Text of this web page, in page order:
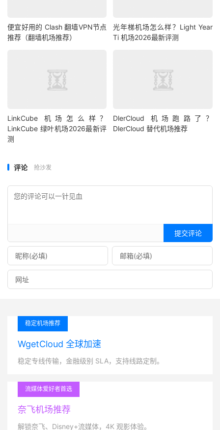
便宜好用的 Clash 翻墙VPN节点
推荐（翻墙机场推荐）
光年梯机场怎么样？Light Year
Ti 机场2026最新评测
LinkCube 机场怎么样？
LinkCube 绿叶机场2026最新评
测
DlerCloud 机场跑路了？
DlerCloud 替代机场推荐
评论 抢沙发
提交评论
稳定机场推荐
WgetCloud 全球加速
稳定专线传输，金融级别 SLA，支持线路定制。
流媒体爱好者首选
奈飞机场推荐
解锁奈飞、Disney+流媒体，4K 观影体验。